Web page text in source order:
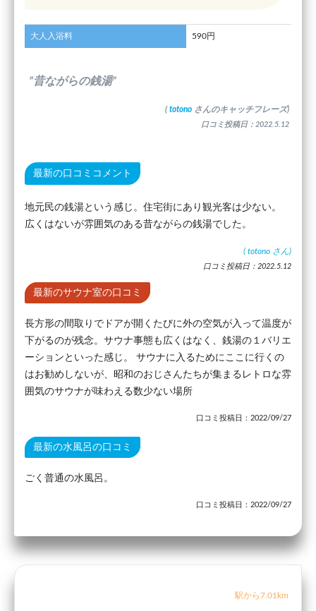
大人入浴料 590円
”昔ながらの銭湯”
( totono さんのキャッチフレーズ)
口コミ投稿日：2022.5.12
最新の口コミコメント
地元民の銭湯という感じ。住宅街にあり観光客は少ない。
広くはないが雰囲気のある昔ながらの銭湯でした。
( totono さん)
口コミ投稿日：2022.5.12
最新のサウナ室の口コミ
長方形の間取りでドアが開くたびに外の空気が入って温度が
下がるのが残念。サウナ事態も広くはなく、銭湯の１バリエ
ーションといった感じ。 サウナに入るためにここに行くの
はお勧めしないが、昭和のおじさんたちが集まるレトロな雰
囲気のサウナが味わえる数少ない場所
口コミ投稿日：2022/09/27
最新の水風呂の口コミ
ごく普通の水風呂。
口コミ投稿日：2022/09/27
駅から7.01km